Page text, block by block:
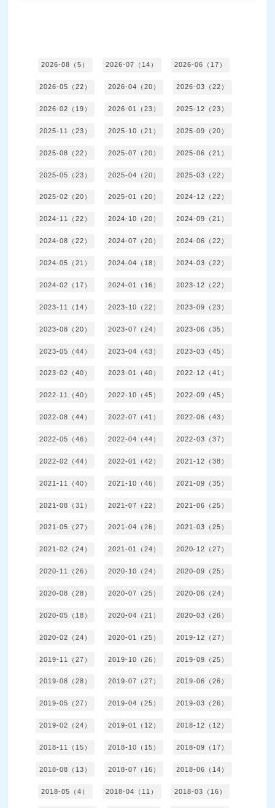
2026-08（5） 2026-07（14） 2026-06（17）
2026-05（22） 2026-04（20） 2026-03（22）
2026-02（19） 2026-01（23） 2025-12（23）
2025-11（23） 2025-10（21） 2025-09（20）
2025-08（22） 2025-07（20） 2025-06（21）
2025-05（23） 2025-04（20） 2025-03（22）
2025-02（20） 2025-01（20） 2024-12（22）
2024-11（22） 2024-10（20） 2024-09（21）
2024-08（22） 2024-07（20） 2024-06（22）
2024-05（21） 2024-04（18） 2024-03（22）
2024-02（17） 2024-01（16） 2023-12（22）
2023-11（14） 2023-10（22） 2023-09（23）
2023-08（20） 2023-07（24） 2023-06（35）
2023-05（44） 2023-04（43） 2023-03（45）
2023-02（40） 2023-01（40） 2022-12（41）
2022-11（40） 2022-10（45） 2022-09（45）
2022-08（44） 2022-07（41） 2022-06（43）
2022-05（46） 2022-04（44） 2022-03（37）
2022-02（44） 2022-01（42） 2021-12（38）
2021-11（40） 2021-10（46） 2021-09（35）
2021-08（31） 2021-07（22） 2021-06（25）
2021-05（27） 2021-04（26） 2021-03（25）
2021-02（24） 2021-01（24） 2020-12（27）
2020-11（26） 2020-10（24） 2020-09（25）
2020-08（28） 2020-07（25） 2020-06（24）
2020-05（18） 2020-04（21） 2020-03（26）
2020-02（24） 2020-01（25） 2019-12（27）
2019-11（27） 2019-10（26） 2019-09（25）
2019-08（28） 2019-07（27） 2019-06（26）
2019-05（27） 2019-04（25） 2019-03（26）
2019-02（24） 2019-01（12） 2018-12（12）
2018-11（15） 2018-10（15） 2018-09（17）
2018-08（13） 2018-07（16） 2018-06（14）
2018-05（4） 2018-04（11） 2018-03（16）